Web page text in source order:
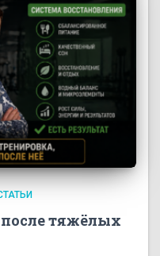
после тяжёлых